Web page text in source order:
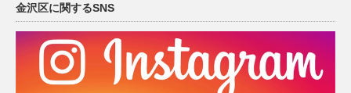
金沢区に関するSNS